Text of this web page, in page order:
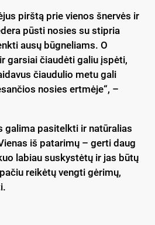
pirštą prie vienos šnervės ir
pūsti nosies su stipria
ausų būgneliams. O
garsiai čiaudėti galiu įspėti,
čiaudulio metu gali
nosies ertmėje“, –
galima pasitelkti ir natūralias
iš patarimų – gerti daug
labiau suskystėtų ir jas būtų
reikėtų vengti gėrimų,